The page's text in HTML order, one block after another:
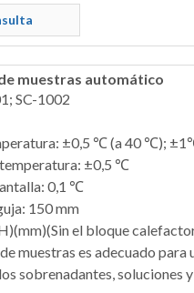
muestras automático
SC-1002
±0,5 ℃ (a 40 ℃);
±0,5 ℃
0,1 ℃
150 mm
el bloque
muestras es adecuado para
sobrenadantes, soluciones